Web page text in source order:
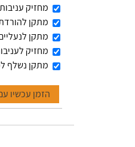
מחזיק עניבות
מתקן להורדת
מתקן לנעליים
מחזיק לעניבות
מתקן נשלף
הזמן עכשיו